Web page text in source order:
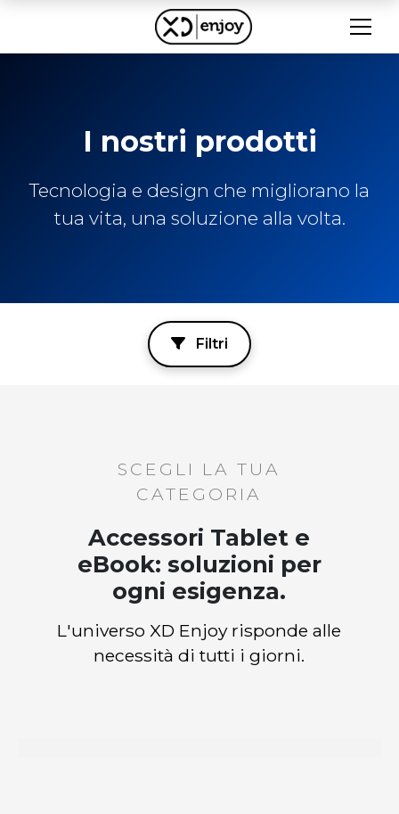
I nostri prodotti
Tecnologia e design che migliorano la
tua vita, una soluzione alla volta.
Filtri
SCEGLI LA TUA
CATEGORIA
Accessori Tablet e
eBook: soluzioni per
ogni esigenza.
L'universo XD Enjoy risponde alle
necessità di tutti i giorni.